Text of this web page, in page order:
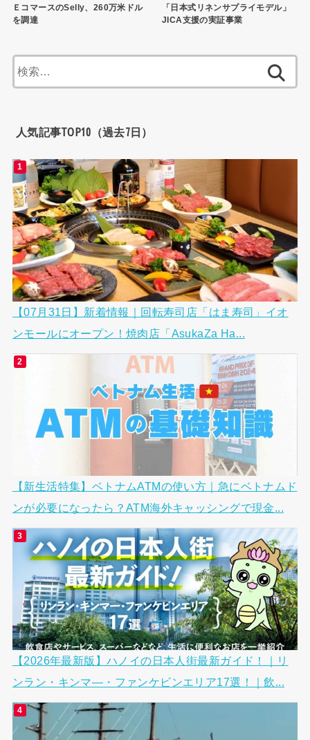
ＥコマースのSelly、260万米ドル
を調達
「日本式リネンサプライモデル」
JICA支援の実証事業
索:
人気記事TOP10（過去7日）
【07月31日】新着情報｜回転寿司店「はま寿司」イオ
ンモールにオープン！焼肉店「AsukaZa Ha...
【新生活特集】ベトナムATMの使い方｜急にベトナムド
ンが必要になったら？ATM海外キャッシングで現金...
【2026年最新版】ハノイの日本人街最新ガイド！｜リ
ンラン・キンマ―・ファンケビンエリア17選！｜飲...